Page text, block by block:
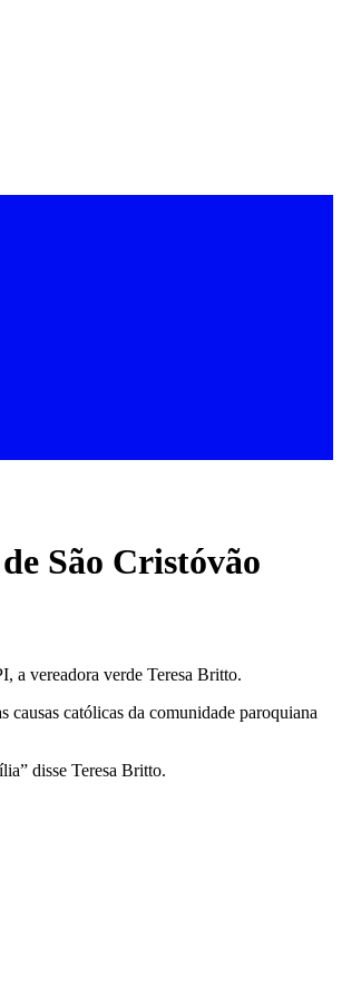
São Cristóvão
a vereadora verde Teresa Britto.
católicas da comunidade paroquiana
disse Teresa Britto.